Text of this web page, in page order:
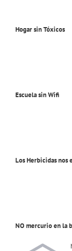
Hogar sin Tóxicos
Escuela sin Wifi
Los Herbicidas nos
NO mercurio en la